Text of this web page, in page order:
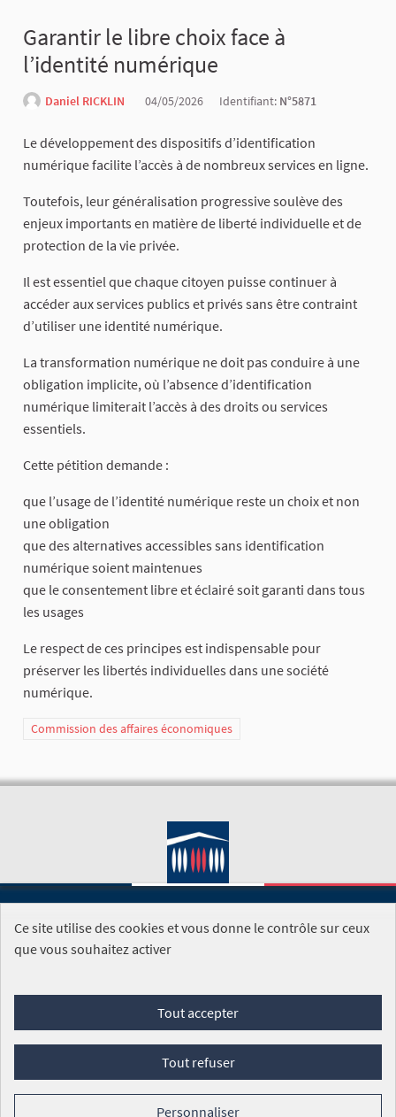
Garantir le libre choix face à
l’identité numérique
Daniel RICKLIN 04/05/2026 Identifiant: N°5871
Le développement des dispositifs d’identification
numérique facilite l’accès à de nombreux services en ligne.
Toutefois, leur généralisation progressive soulève des
enjeux importants en matière de liberté individuelle et de
protection de la vie privée.
Il est essentiel que chaque citoyen puisse continuer à
accéder aux services publics et privés sans être contraint
d’utiliser une identité numérique.
La transformation numérique ne doit pas conduire à une
obligation implicite, où l’absence d’identification
numérique limiterait l’accès à des droits ou services
essentiels.
Cette pétition demande :
que l’usage de l’identité numérique reste un choix et non
une obligation
que des alternatives accessibles sans identification
numérique soient maintenues
que le consentement libre et éclairé soit garanti dans tous
les usages
Le respect de ces principes est indispensable pour
préserver les libertés individuelles dans une société
numérique.
Commission des affaires économiques
SITE DE L'ASSEMBLÉE NATIONALE
Foire aux questions
Conditions générales d'utilisation (CGU)
Mentions légales
Cookies
Ce site utilise des cookies et vous donne le contrôle sur ceux
que vous souhaitez activer
Tout accepter
Tout refuser
Personnaliser